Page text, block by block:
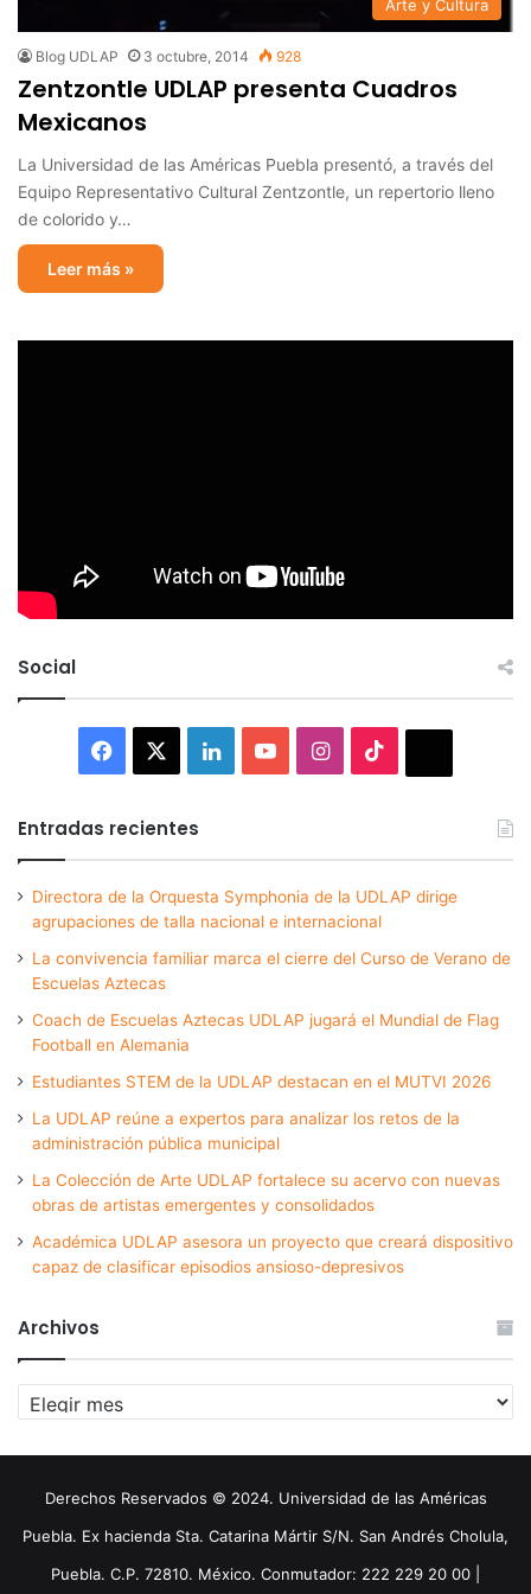
Arte y Cultura
Blog UDLAP 3 octubre, 2014 928
Zentzontle UDLAP presenta Cuadros
Mexicanos
La Universidad de las Américas Puebla presentó, a través del
Equipo Representativo Cultural Zentzontle, un repertorio lleno
de colorido y…
Leer más »
Social
Facebook LinkedInYouTubeInstagram
Entradas recientes
Directora de la Orquesta Symphonia de la UDLAP dirige
agrupaciones de talla nacional e internacional
La convivencia familiar marca el cierre del Curso de Verano de
Escuelas Aztecas
Coach de Escuelas Aztecas UDLAP jugará el Mundial de Flag
Football en Alemania
Estudiantes STEM de la UDLAP destacan en el MUTVI 2026
La UDLAP reúne a expertos para analizar los retos de la
administración pública municipal
La Colección de Arte UDLAP fortalece su acervo con nuevas
obras de artistas emergentes y consolidados
Académica UDLAP asesora un proyecto que creará dispositivo
capaz de clasificar episodios ansioso-depresivos
Archivos
Archivos
Derechos Reservados © 2024. Universidad de las Américas
Puebla. Ex hacienda Sta. Catarina Mártir S/N. San Andrés Cholula,
Puebla. C.P. 72810. México. Conmutador: 222 229 20 00 |